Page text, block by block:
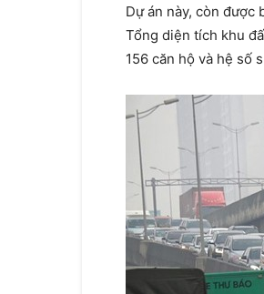
Dự án này, còn
Tổng diện tích khu
156 căn hộ và hệ số